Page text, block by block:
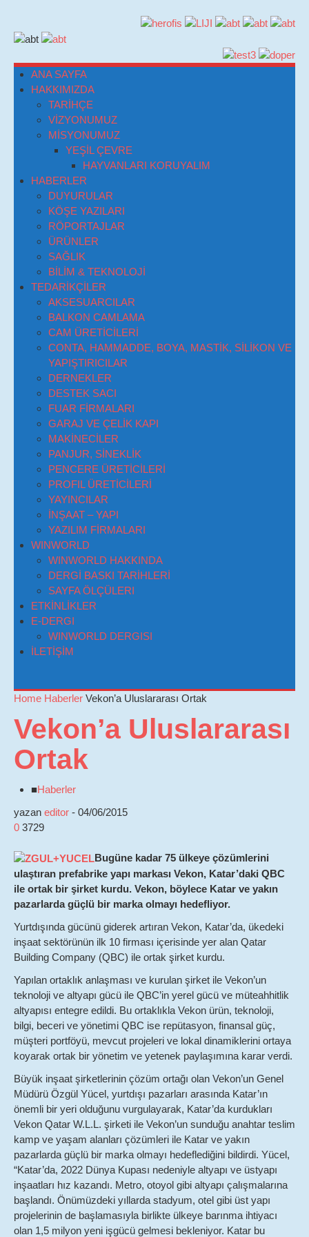
ANA SAYFA
HAKKIMIZDA
TARİHÇE
VİZYONUMUZ
MİSYONUMUZ
YEŞİL ÇEVRE
HAYVANLARI KORUYALIM
HABERLER
DUYURULAR
KÖŞE YAZILARI
RÖPORTAJLAR
ÜRÜNLER
SAĞLIK
BİLİM & TEKNOLOJİ
TEDARİKÇİLER
AKSESUARCILAR
BALKON CAMLAMA
CAM ÜRETİCİLERİ
CONTA, HAMMADDE, BOYA, MASTİK, SİLİKON VE
YAPIŞTIRICILAR
DERNEKLER
DESTEK SACI
FUAR FİRMALARI
GARAJ VE ÇELİK KAPI
MAKİNECİLER
PANJUR, SİNEKLİK
PENCERE ÜRETİCİLERİ
PROFIL ÜRETİCİLERİ
YAYINCILAR
İNŞAAT – YAPI
YAZILIM FİRMALARI
WINWORLD
WINWORLD HAKKINDA
DERGİ BASKI TARİHLERİ
SAYFA ÖLÇÜLERI
ETKİNLİKLER
E-DERGI
WINWORLD DERGISI
İLETİŞİM
Home Haberler Vekon’a Uluslararası Ortak
Vekon’a Uluslararası
Ortak
■Haberler
yazan editor - 04/06/2015
0 3729
Bugüne kadar 75 ülkeye çözümlerini
ulaştıran prefabrike yapı markası Vekon, Katar’daki QBC
ile ortak bir şirket kurdu. Vekon, böylece Katar ve yakın
pazarlarda güçlü bir marka olmayı hedefliyor.
Yurtdışında gücünü giderek artıran Vekon, Katar’da, ükedeki
inşaat sektörünün ilk 10 firması içerisinde yer alan Qatar
Building Company (QBC) ile ortak şirket kurdu.
Yapılan ortaklık anlaşması ve kurulan şirket ile Vekon’un
teknoloji ve altyapı gücü ile QBC’in yerel gücü ve müteahhitlik
altyapısı entegre edildi. Bu ortaklıkla Vekon ürün, teknoloji,
bilgi, beceri ve yönetimi QBC ise repütasyon, finansal güç,
müşteri portföyü, mevcut projeleri ve lokal dinamiklerini ortaya
koyarak ortak bir yönetim ve yetenek paylaşımına karar verdi.
Büyük inşaat şirketlerinin çözüm ortağı olan Vekon’un Genel
Müdürü Özgül Yücel, yurtdışı pazarları arasında Katar’ın
önemli bir yeri olduğunu vurgulayarak, Katar’da kurdukları
Vekon Qatar W.L.L. şirketi ile Vekon’un sunduğu anahtar teslim
kamp ve yaşam alanları çözümleri ile Katar ve yakın
pazarlarda güçlü bir marka olmayı hedeflediğini bildirdi. Yücel,
“Katar’da, 2022 Dünya Kupası nedeniyle altyapı ve üstyapı
inşaatları hız kazandı. Metro, otoyol gibi altyapı çalışmalarına
başlandı. Önümüzdeki yıllarda stadyum, otel gibi üst yapı
projelerinin de başlamasıyla birlikte ülkeye barınma ihtiyacı
olan 1,5 milyon yeni işgücü gelmesi bekleniyor. Katar bu